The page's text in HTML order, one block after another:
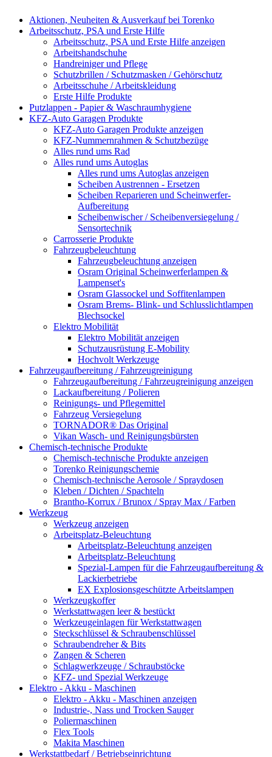
Aktionen, Neuheiten & Ausverkauf bei Torenko
Arbeitsschutz, PSA und Erste Hilfe
Arbeitsschutz, PSA und Erste Hilfe anzeigen
Arbeitshandschuhe
Handreiniger und Pflege
Schutzbrillen / Schutzmasken / Gehörschutz
Arbeitsschuhe / Arbeitskleidung
Erste Hilfe Produkte
Putzlappen - Papier & Waschraumhygiene
KFZ-Auto Garagen Produkte
KFZ-Auto Garagen Produkte anzeigen
KFZ-Nummernrahmen & Schutzbezüge
Alles rund ums Rad
Alles rund ums Autoglas
Alles rund ums Autoglas anzeigen
Scheiben Austrennen - Ersetzen
Scheiben Reparieren und Scheinwerfer-
Aufbereitung
Scheibenwischer / Scheibenversiegelung /
Sensortechnik
Carrosserie Produkte
Fahrzeugbeleuchtung
Fahrzeugbeleuchtung anzeigen
Osram Original Scheinwerferlampen &
Lampenset's
Osram Glassockel und Soffitenlampen
Osram Brems- Blink- und Schlusslichtlampen
Blechsockel
Elektro Mobilität
Elektro Mobilität anzeigen
Schutzausrüstung E-Mobility
Hochvolt Werkzeuge
Fahrzeugaufbereitung / Fahrzeugreinigung
Fahrzeugaufbereitung / Fahrzeugreinigung anzeigen
Lackaufbereitung / Polieren
Reinigungs- und Pflegemittel
Fahrzeug Versiegelung
TORNADOR® Das Original
Vikan Wasch- und Reinigungsbürsten
Chemisch-technische Produkte
Chemisch-technische Produkte anzeigen
Torenko Reinigungschemie
Chemisch-technische Aerosole / Spraydosen
Kleben / Dichten / Spachteln
Brantho-Korrux / Brunox / Spray Max / Farben
Werkzeug
Werkzeug anzeigen
Arbeitsplatz-Beleuchtung
Arbeitsplatz-Beleuchtung anzeigen
Arbeitsplatz-Beleuchtung
Spezial-Lampen für die Fahrzeugaufbereitung &
Lackierbetriebe
EX Explosionsgeschützte Arbeitslampen
Werkzeugkoffer
Werkstattwagen leer & bestückt
Werkzeugeinlagen für Werkstattwagen
Steckschlüssel & Schraubenschlüssel
Schraubendreher & Bits
Zangen & Scheren
Schlagwerkzeuge / Schraubstöcke
KFZ- und Spezial Werkzeuge
Elektro - Akku - Maschinen
Elektro - Akku - Maschinen anzeigen
Industrie-, Nass und Trocken Sauger
Poliermaschinen
Flex Tools
Makita Maschinen
Werkstattbedarf / Betriebseinrichtung